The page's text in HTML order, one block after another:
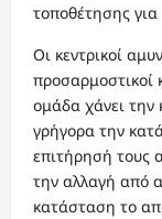
τοποθέτησης για
Οι κεντρικοί
προσαρμοστικοί
ομάδα χάνει την
γρήγορα την
επιτήρησή τους
την αλλαγή από
κατάσταση το